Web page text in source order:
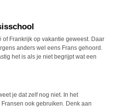
Frankrijk op vakantie geweest. Daar
anders wel eens Frans gehoord.
het is als je niet begrijpt wat een
je dat zelf nog niet. In het
ook gebruiken. Denk aan